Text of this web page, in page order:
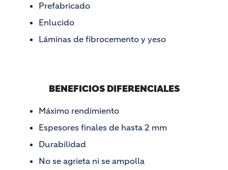
Prefabricado
Enlucido
Láminas de fibrocemento y yeso
BENEFICIOS DIFERENCIALES
Máximo rendimiento
Espesores finales de hasta 2 mm
Durabilidad
No se agrieta ni se ampolla